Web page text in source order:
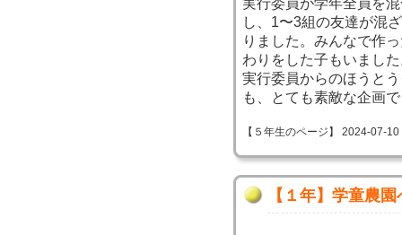
実行委員が学年全員を
し、1〜3組の友達が混
りました。みんなで作
わりをした子もいまし
実行委員からのほうと
も、とても素敵な企画
【５年生のページ】 2024-07-
【１年】学童農園